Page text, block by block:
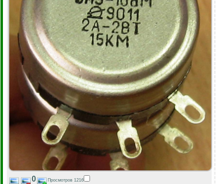
0 Просмотров 1216